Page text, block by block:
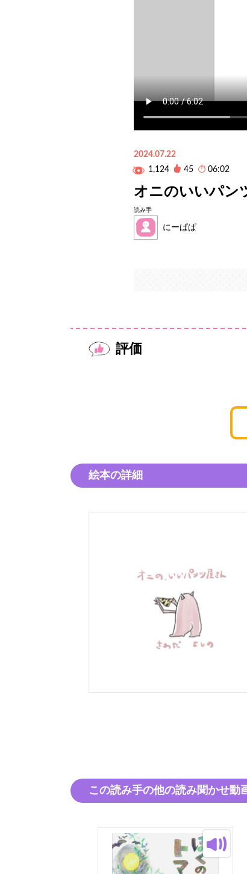
2024.07.22
1,124
45 06:02
オニのいいパン
読み手
にーぱぱ
評価
絵本の詳細
この読み手の他の読み聞かせ動